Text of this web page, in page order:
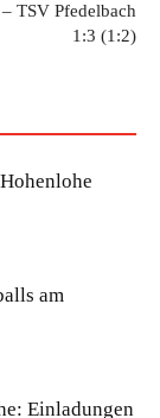
TSV Pfedelbach
1:3 (1:2)
am
Einladungen